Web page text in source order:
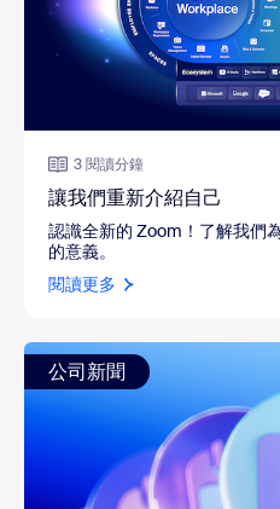
3 閱讀分鐘
讓我們重新介紹自己
認識全新的 Zoom！了解我們
的意義。
閱讀更多
公司新聞